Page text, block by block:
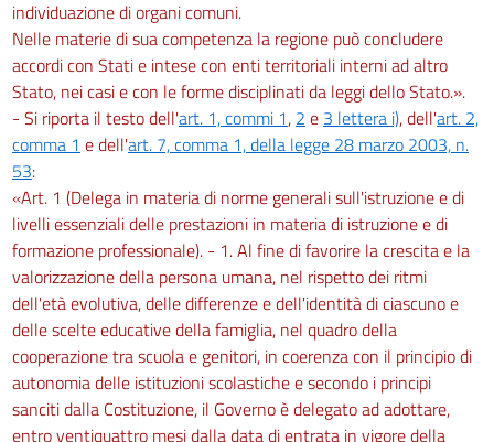
individuazione di organi comuni.
Nelle materie di sua competenza la regione può concludere
accordi con Stati e intese con enti territoriali interni ad altro
Stato, nei casi e con le forme disciplinati da leggi dello Stato.».
- Si riporta il testo dell'art. 1, commi 1, 2 e 3 lettera i), dell'art. 2,
comma 1 e dell'art. 7, comma 1, della legge 28 marzo 2003, n.
53:
«Art. 1 (Delega in materia di norme generali sull'istruzione e di
livelli essenziali delle prestazioni in materia di istruzione e di
formazione professionale). - 1. Al fine di favorire la crescita e la
valorizzazione della persona umana, nel rispetto dei ritmi
dell'età evolutiva, delle differenze e dell'identità di ciascuno e
delle scelte educative della famiglia, nel quadro della
cooperazione tra scuola e genitori, in coerenza con il principio di
autonomia delle istituzioni scolastiche e secondo i principi
sanciti dalla Costituzione, il Governo è delegato ad adottare,
entro ventiquattro mesi dalla data di entrata in vigore della